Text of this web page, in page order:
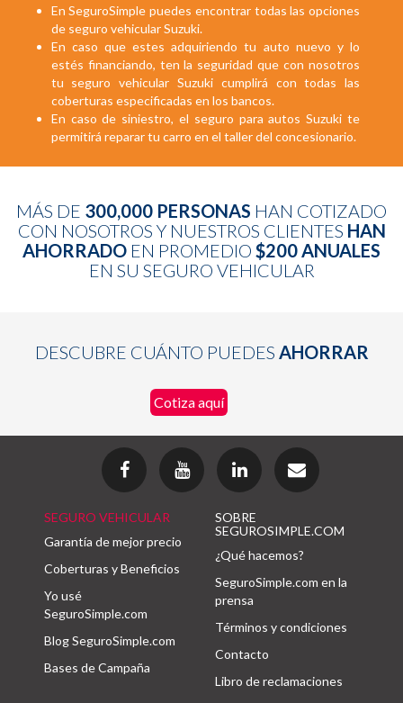
En SeguroSimple puedes encontrar todas las opciones
de seguro vehicular Suzuki.
En caso que estes adquiriendo tu auto nuevo y lo
estés financiando, ten la seguridad que con nosotros
tu seguro vehicular Suzuki cumplirá con todas las
coberturas especificadas en los bancos.
En caso de siniestro, el seguro para autos Suzuki te
permitirá reparar tu carro en el taller del concesionario.
MÁS DE 300,000 PERSONAS HAN COTIZADO
CON NOSOTROS Y NUESTROS CLIENTES HAN
AHORRADO EN PROMEDIO $200 ANUALES
EN SU SEGURO VEHICULAR
DESCUBRE CUÁNTO PUEDES AHORRAR
Cotiza aquí
SEGURO VEHICULAR
Garantía de mejor precio
Coberturas y Beneficios
Yo usé
SeguroSimple.com
Blog SeguroSimple.com
Bases de Campaña
SOBRE
SEGUROSIMPLE.COM
¿Qué hacemos?
SeguroSimple.com en la
prensa
Términos y condiciones
Contacto
Libro de reclamaciones